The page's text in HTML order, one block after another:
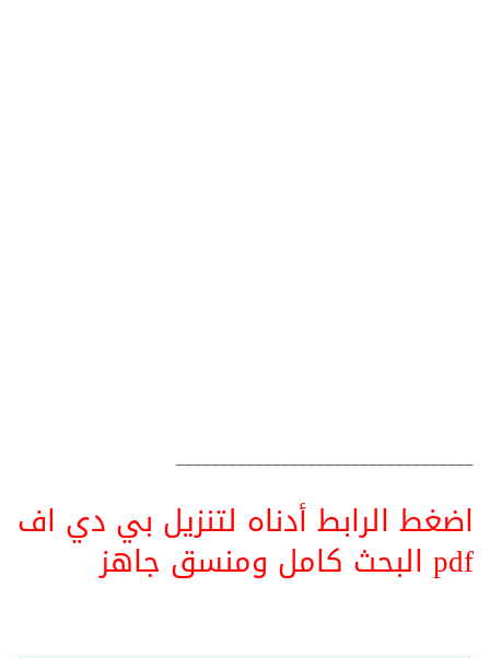
__________________________________
اضغط الرابط أدناه لتنزيل بي دي اف
pdf البحث كامل ومنسق جاهز